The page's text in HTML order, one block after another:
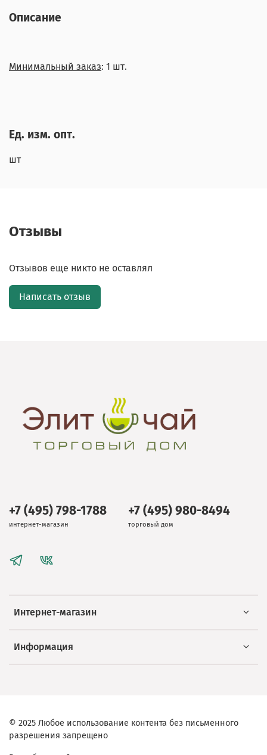
Описание
Минимальный заказ: 1 шт.
Ед. изм. опт.
шт
Отзывы
Отзывов еще никто не оставлял
Написать отзыв
Интернет-магазин
Информация
+7 (495) 798-1788
интернет-магазин
+7 (495) 980-8494
торговый дом
© 2025 Любое использование контента без письменного
разрешения запрещено